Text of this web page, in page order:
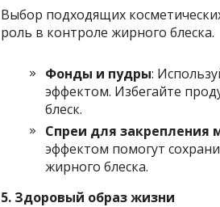
Выбор подходящих
роль в контроле жирного блеска.
Фонды и пудры:
эффектом. Избегайте
блеск.
Спреи для закрепления
эффектом помогут
жирного блеска.
5. Здоровый образ жизни